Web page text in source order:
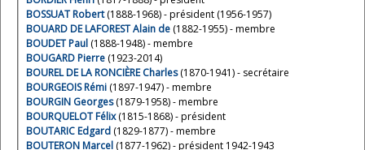
BOSSUAT Robert(1888-1968) - président (1956-1957)
BOUARD DE LAFOREST Alain de (1882-1955) - membre
BOUDET Paul (1888-1948) - membre
BOUGARD Pierre (1923-2014)
BOUREL DE LA RONCIÈRE Charles(1870-1941) - secrétaire
BOURGEOIS Rémi (1897-1947) - membre
BOURGIN Georges(1879-1958) - membre
BOURQUELOT Félix(1815-1868) - président
BOUTARIC Edgard (1829-1877) - membre
BOUTERON Marcel (1877-1962) - président 1942-1943